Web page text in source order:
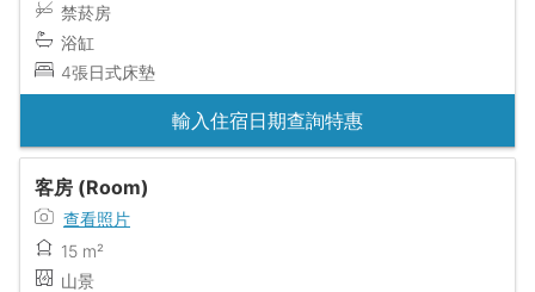
禁菸房
浴缸
4張日式床墊
輸入住宿日期查詢特惠
客房 (Room)
查看照片
15 m²
山景